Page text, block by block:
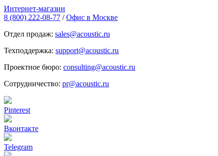
Интернет-магазин
8 (800) 222-08-77 / Офис в Москве
Отдел продаж: sales@acoustic.ru
Техподдержка: support@acoustic.ru
Проектное бюро: consulting@acoustic.ru
Сотрудничество: pr@acoustic.ru
Pinterest
Вконтакте
Telegram